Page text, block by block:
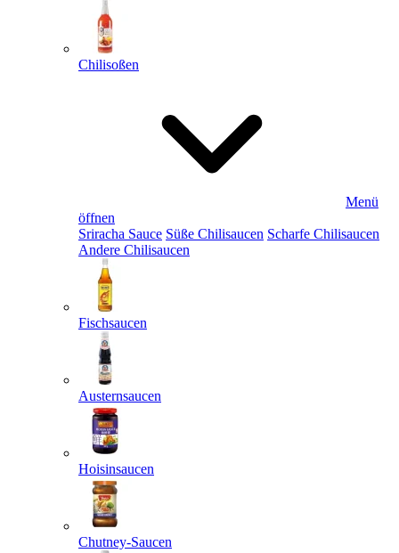
Chilisoßen
Menü
öffnen
Sriracha Sauce Süße Chilisaucen Scharfe Chilisaucen
Andere Chilisaucen
Fischsaucen
Austernsaucen
Hoisinsaucen
Chutney-Saucen